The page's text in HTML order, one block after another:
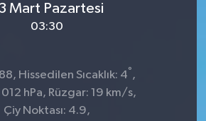
Mart Pazartesi
03:30
Hissedilen Sıcaklık: 4° ,
hPa, Rüzgar: 19 km/s,
Çiy Noktası: 4.9,